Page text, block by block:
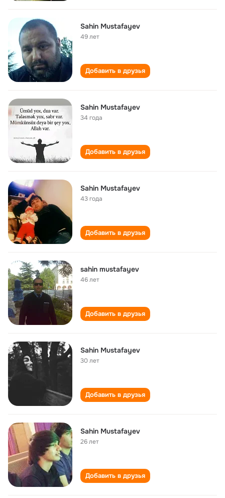
Sahin Mustafayev
49 лет
Добавить в друзья
Sahin Mustafayev
34 года
Добавить в друзья
Sahin Mustafayev
43 года
Добавить в друзья
sahin mustafayev
46 лет
Добавить в друзья
Sahin Mustafayev
30 лет
Добавить в друзья
Sahin Mustafayev
26 лет
Добавить в друзья